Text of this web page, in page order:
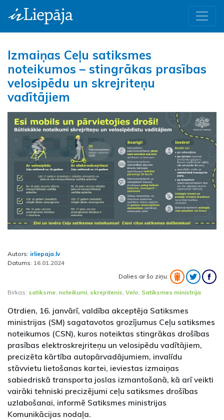
Izmaiņas Ceļu satiksmes
noteikumos – stingrākas prasības
velosipēdu un skrejriteņu
vadītājiem
Autors: irliepaja.lv
Datums: 16.01.2024
Dalies ar šo ziņu:
Birkas: satiksme noteikumi skrejritenis Velo Satiksmes ministrija
Otrdien, 16. janvārī, valdība akceptēja Satiksmes
ministrijas (SM) sagatavotos grozījumus Ceļu satiksmes
noteikumos (CSN), kuros noteiktas stingrākas drošības
prasības elektroskrejriteņu un velosipēdu vadītājiem,
precizēta kārtība autopārvadājumiem, invalīdu
stāvvietu lietošanas kartei, ieviestas izmaiņas
sabiedriskā transporta joslas izmantošanā, kā arī veikti
vairāki tehniski precizējumi ceļu satiksmes drošības
uzlabošanai, informē Satiksmes ministrijas
Komunikācijas nodaļa.